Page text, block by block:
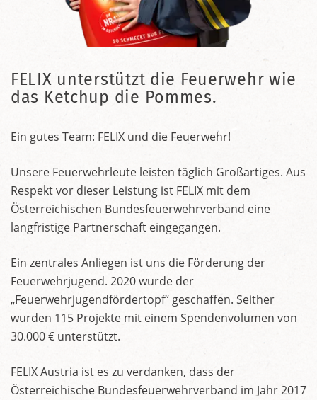
FELIX unterstützt die Feuerwehr wie
das Ketchup die Pommes.
Ein gutes Team: FELIX und die Feuerwehr!
Unsere Feuerwehrleute leisten täglich Großartiges. Aus
Respekt vor dieser Leistung ist FELIX mit dem
Österreichischen Bundesfeuerwehrverband eine
langfristige Partnerschaft eingegangen.
Ein zentrales Anliegen ist uns die Förderung der
Feuerwehrjugend. 2020 wurde der
„Feuerwehrjugendfördertopf“ geschaffen. Seither
wurden 115 Projekte mit einem Spendenvolumen von
30.000 € unterstützt.
FELIX Austria ist es zu verdanken, dass der
Österreichische Bundesfeuerwehrverband im Jahr 2017